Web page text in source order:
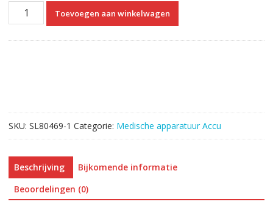
Vervangende
Accu
E200AA
AITECS-
DF12
aantal
Toevoegen aan winkelwagen
SKU: SL80469-1 Categorie: Medische apparatuur Accu
Beschrijving
Bijkomende informatie
Beoordelingen (0)